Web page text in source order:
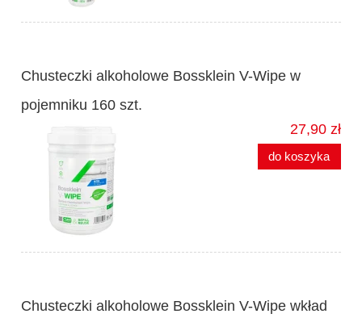
Chusteczki alkoholowe Bossklein V-Wipe w
pojemniku 160 szt.
27,90 zł
do koszyka
Chusteczki alkoholowe Bossklein V-Wipe wkład